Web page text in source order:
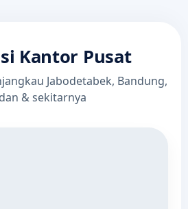
Kantor Pusat
Jabodetabek, Bandung,
& sekitarnya